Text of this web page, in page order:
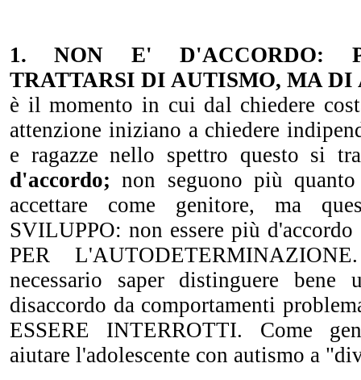
1. NON E' D'ACCORDO:
TRATTARSI DI AUTISMO, MA DI
è il momento in cui dal chiedere
attenzione iniziano a chiedere
e ragazze nello spettro questo si
d'accordo; non seguono più
accettare come genitore, ma
SVILUPPO: non essere più
PER
necessario saper distinguere bene
disaccordo da comportamenti
ESSERE INTERROTTI. Come
aiutare l'adolescente con autismo a